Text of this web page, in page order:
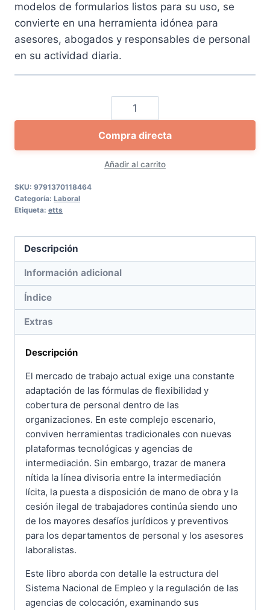
modelos de formularios listos para su uso, se
convierte en una herramienta idónea para
asesores, abogados y responsables de personal
en su actividad diaria.
Agencias
de
colocación,
empresas
de
contrato
a
a
Añadir al carrito
Compra directa
SKU: 9791370118464
Categoría: Laboral
Etiqueta: etts
Descripción
Información adicional
Índice
Extras
Descripción
El mercado de trabajo actual exige una constante
adaptación de las fórmulas de flexibilidad y
cobertura de personal dentro de las
organizaciones. En este complejo escenario,
conviven herramientas tradicionales con nuevas
plataformas tecnológicas y agencias de
intermediación. Sin embargo, trazar de manera
nítida la línea divisoria entre la intermediación
lícita, la puesta a disposición de mano de obra y la
cesión ilegal de trabajadores continúa siendo uno
de los mayores desafíos jurídicos y preventivos
para los departamentos de personal y los asesores
laboralistas.
Este libro aborda con detalle la estructura del
Sistema Nacional de Empleo y la regulación de las
agencias de colocación, examinando sus